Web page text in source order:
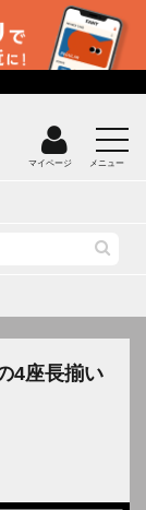
マイページ メニュー
4座長揃い